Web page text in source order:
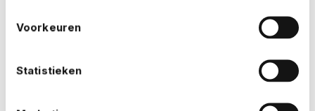
Voorkeuren
Statistieken
waait een tent weg, iemand raakt gewond, of er
ontstaat schade aan gehuurde geluidsapparatuur
betrokken. We hebben vaker meegemaakt dat we ’s